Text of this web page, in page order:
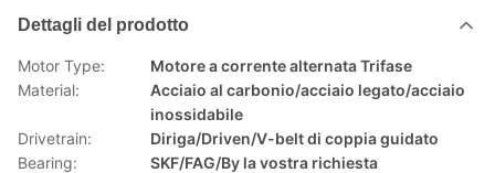
Dettagli del prodotto
Motor Type:
Motore a corrente alternata Trifase
Material:
Acciaio al carbonio/acciaio legato/acciaio
inossidabile
Drivetrain:
Diriga/Driven/V-belt di coppia guidato
Bearing:
SKF/FAG/By la vostra richiesta